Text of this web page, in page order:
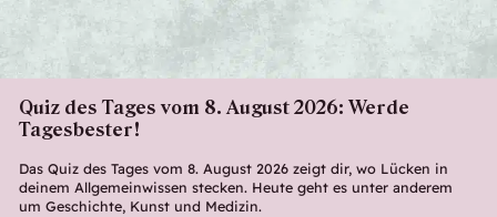
Quiz des Tages vom 8. August 2026: Werde
Tagesbester!
Das Quiz des Tages vom 8. August 2026 zeigt dir, wo Lücken in
deinem Allgemeinwissen stecken. Heute geht es unter anderem
um Geschichte, Kunst und Medizin.